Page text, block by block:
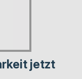
jetzt